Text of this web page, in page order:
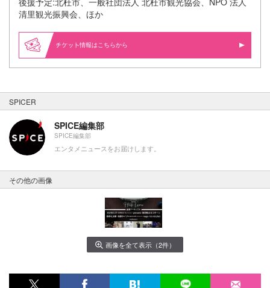
清里観光振興会、ほか
情報はこちらから
SPICER
SPICE編集部
SPICE編集部
エンタメニュースをお届けします。
その他の画像
画像を全て表示（2件）